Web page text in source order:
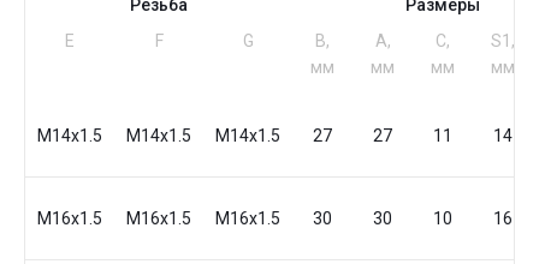
Резьба
Размеры
Е
F G
B,
мм
A,
мм
C,
мм
S1,
мм
M14x1.5 M14x1.5 M14x1.5 27 27 11 14
M16x1.5 M16x1.5 M16x1.5 30 30 10 16